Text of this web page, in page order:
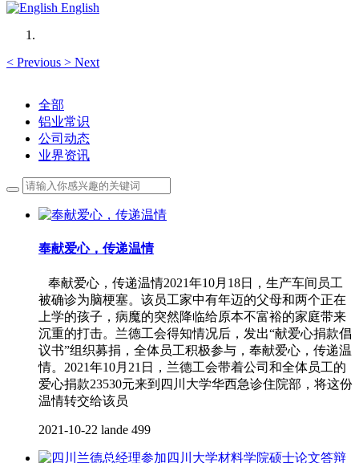
English
< Previous > Next
全部
铝业常识
公司动态
业界资讯
奉献爱心，传递温情
奉献爱心，传递温情2021年10月18日，生产车间员工
被确诊为脑梗塞。该员工家中有年迈的父母和两个正在
上学的孩子，病魔的突然降临给原本不富裕的家庭带来
沉重的打击。兰德工会得知情况后，发出“献爱心捐款倡
议书”组织募捐，全体员工积极参与，奉献爱心，传递温
情。2021年10月21日，兰德工会带着公司和全体员工的
爱心捐款23530元来到四川大学华西急诊住院部，将这份
温情转交给该员
2021-10-22 lande 499